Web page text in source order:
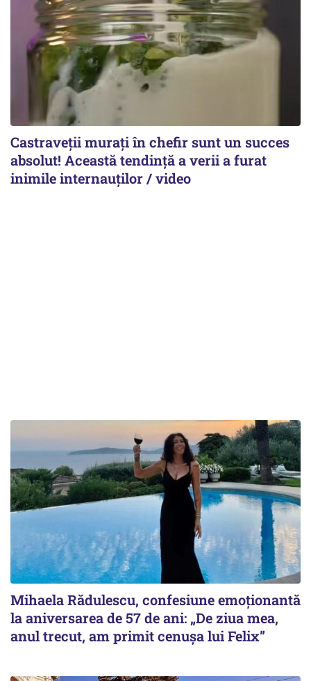
Castraveții murați în chefir sunt un succes
absolut! Această tendință a verii a furat
inimile internauților / video
Mihaela Rădulescu, confesiune emoționantă
la aniversarea de 57 de ani: „De ziua mea,
anul trecut, am primit cenușa lui Felix”